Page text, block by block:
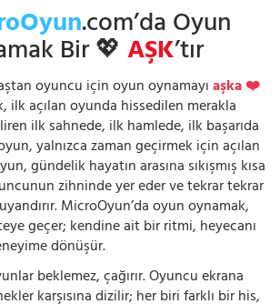
.com’da Oyun
Bir 💖AŞK’tır
oyuncu için oyun oynamayıaşka ❤️
ilk açılan oyunda hissedilen merakla
ilk sahnede, ilk hamlede, ilk başarıda
yalnızca zaman geçirmek için açılan
gündelik hayatın arasına sıkışmış kısa
zihninde yer eder ve tekrar tekrar
MicroOyun’da oyun oynamak,
geçer; kendine ait bir ritmi, heyecanı
dönüşür.
beklemez, çağırır. Oyuncu ekrana
karşısına dizilir; her biri farklı bir his,